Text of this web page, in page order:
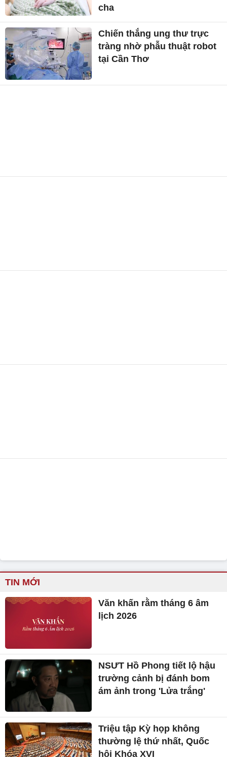
cha
Chiến thắng ung thư trực
tràng nhờ phẫu thuật robot
tại Cần Thơ
TIN MỚI
Văn khấn rằm tháng 6 âm
lịch 2026
NSƯT Hồ Phong tiết lộ hậu
trường cảnh bị đánh bom
ám ảnh trong 'Lửa trắng'
Triệu tập Kỳ họp không
thường lệ thứ nhất, Quốc
hội Khóa XVI